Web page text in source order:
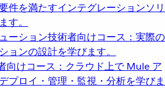
件を満たすインテグレーションソリ
す。
ーション技術者向けコース：実際の
ョンの設計を学びます。
向けコース：クラウド上で Mule ア
プロイ・管理・監視・分析を学びま